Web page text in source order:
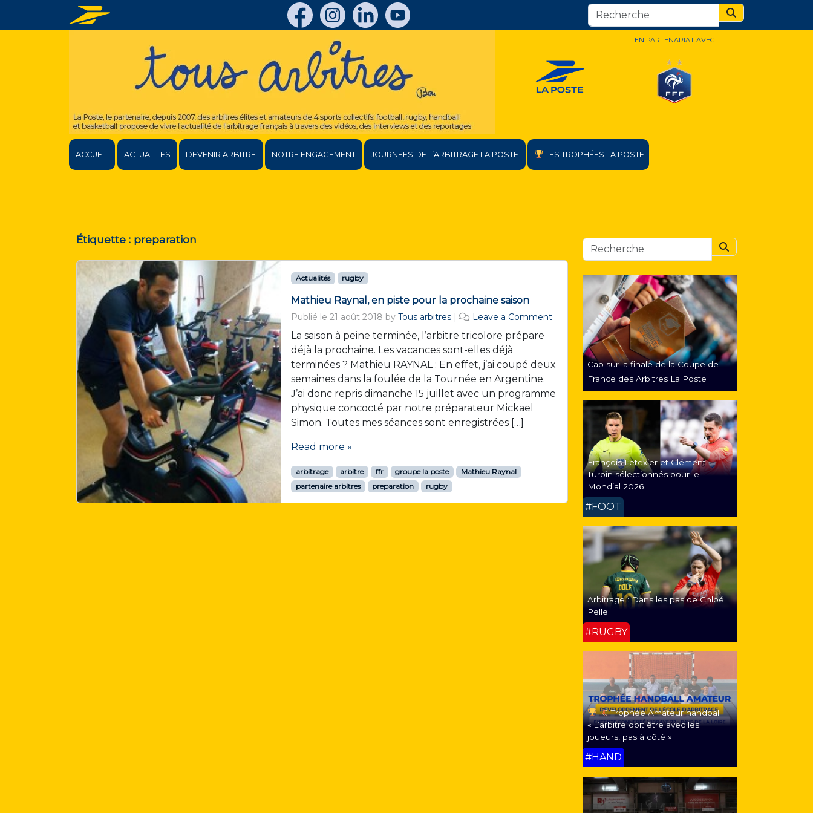
Search
EN PARTENARIAT AVEC
ACCUEIL ACTUALITES DEVENIR ARBITRE NOTRE ENGAGEMENT JOURNEES DE L’ARBITRAGE LA POSTE LES TROPHÉES LA POSTE
Étiquette : preparation
Actualités rugby
Mathieu Raynal, en piste pour la prochaine saison
Publié le 21 août 2018 by Tous arbitres | Leave a Comment
La saison à peine terminée, l’arbitre tricolore prépare
déjà la prochaine. Les vacances sont-elles déjà
terminées ? Mathieu RAYNAL : En effet, j’ai coupé deux
semaines dans la foulée de la Tournée en Argentine.
J’ai donc repris dimanche 15 juillet avec un programme
physique concocté par notre préparateur Mickael
Simon. Toutes mes séances sont enregistrées […]
Read more »
arbitrage arbitre ffr groupe la poste
Mathieu Raynal
partenaire arbitres
preparation rugby
Search
Cap sur la finale de la Coupe de
France des Arbitres La Poste
François Letexier et Clément
Turpin sélectionnés pour le
Mondial 2026 !
#FOOT
Arbitrage : Dans les pas de Chloé
Pelle
#RUGBY
Trophée Amateur handball
« L’arbitre doit être avec les
joueurs, pas à côté »
#HAND